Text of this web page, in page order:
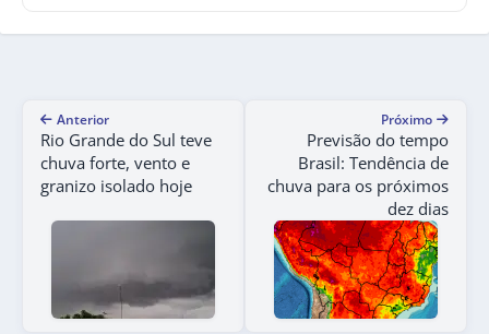
Anterior
Rio Grande do Sul teve
chuva forte, vento e
granizo isolado hoje
Próximo
Previsão do tempo
Brasil: Tendência de
chuva para os próximos
dez dias